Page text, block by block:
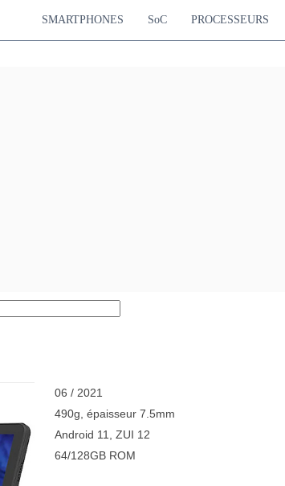
SMARTPHONES SoC PROCESSEURS
06 / 2021
490g, épaisseur 7.5mm
Android 11, ZUI 12
64/128GB ROM